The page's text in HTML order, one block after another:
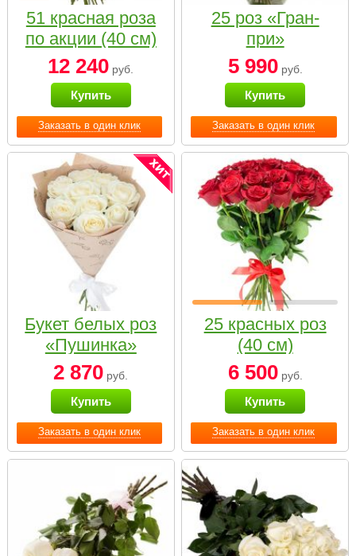
Заказать в один клик
51 красная роза
по акции (40 см)
12 240 руб.
Купить
Заказать в один клик
25 роз «Гран-
при»
5 990руб.
Купить
Заказать в один клик
Букет белых роз
«Пушинка»
2 870 руб.
Купить
Заказать в один клик
25 красных роз
(40 см)
6 500руб.
Купить